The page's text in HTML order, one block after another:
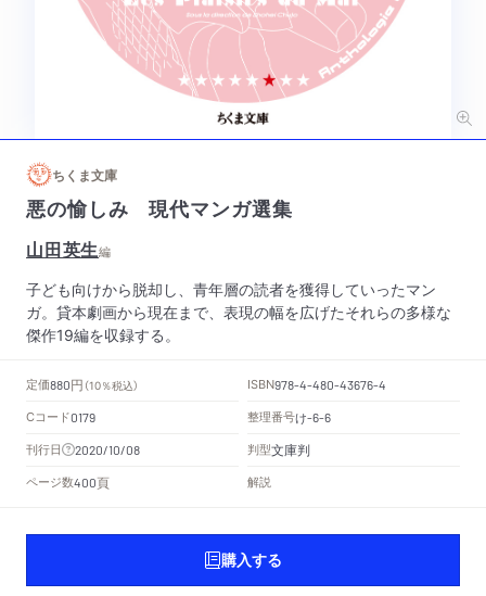
ちくま文庫
悪の愉しみ 現代マンガ選集
山田英生編
子ども向けから脱却し、青年層の読者を獲得していったマン
ガ。貸本劇画から現在まで、表現の幅を広げたそれらの多様な
傑作19編を収録する。
定価880円 （10％税込） ISBN978-4-480-43676-4
Cコード0179 整理番号け-6-6
刊行日 2020/10/08 判型文庫判
ページ数400頁 解説
購入する